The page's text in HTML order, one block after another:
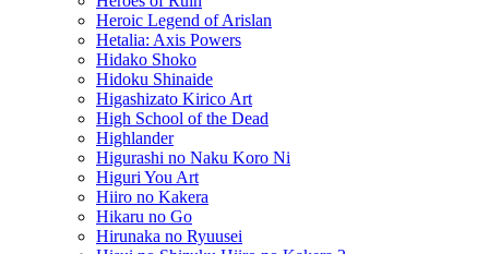
Heroic Legend of Arislan
Hetalia: Axis Powers
Hidako Shoko
Hidoku Shinaide
Higashizato Kirico Art
High School of the Dead
Highlander
Higurashi no Naku Koro Ni
Higuri You Art
Hiiro no Kakera
Hikaru no Go
Hirunaka no Ryuusei